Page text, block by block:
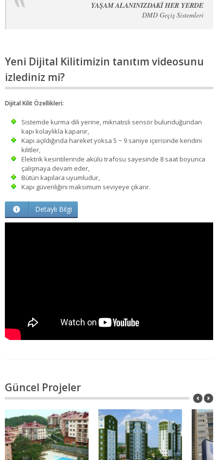
YAŞAM ALANINIZDAKİ HER YERDE
DMD Geçiş Sistemleri
Yeni Dijital Kilitimizin tanıtım videosunu
izlediniz mi?
Dijital Kilit Özellikleri:
Sistemde kurma dili yerine, mıknatıslı sensör bulunduğundan
kapı kolaylıkla kapanır,
Kapı açıldığında hareket yoksa 5 ~ 9 saniye içerisinde kendini
kilitler,
Elektrik kesintilerinde akülü trafosu sayesinde 8 saat boyunca
çalışmaya devam eder,
Bütün kapılara uyumludur,
Kapı güvenliğini maksimum seviyeye çıkarır.
Detaylı Bilgi
Güncel Projeler